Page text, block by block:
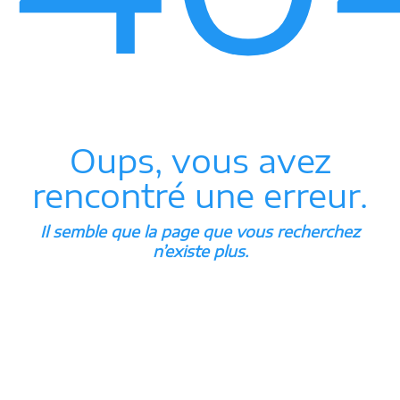
Oups, vous avez
rencontré une erreur.
Il semble que la page que vous recherchez
n’existe plus.